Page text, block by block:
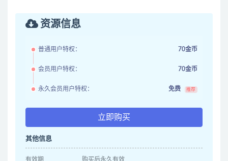
资源信息
普通用户特权： 70金币
会员用户特权： 70金币
永久会员用户特权： 免费 推荐
立即购买
其他信息
有效期 购买后永久有效